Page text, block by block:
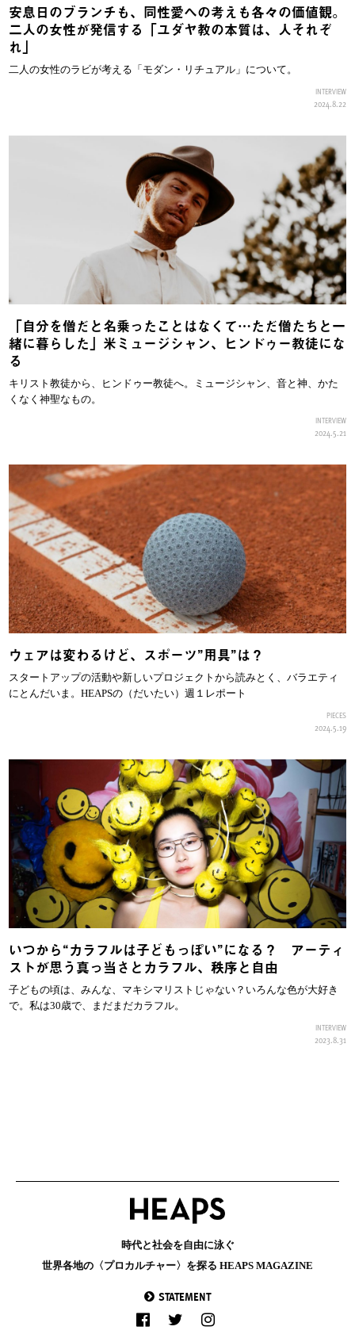
安息日のブランチも、同性愛への考えも各々の価値観。
二人の女性が発信する「ユダヤ教の本質は、人それぞ
れ」
二人の女性のラビが考える「モダン・リチュアル」について。
INTERVIEW
2024.8.22
「自分を僧だと名乗ったことはなくて…ただ僧たちと一
緒に暮らした」米ミュージシャン、ヒンドゥー教徒にな
る
キリスト教徒から、ヒンドゥー教徒へ。ミュージシャン、音と神、かた
くなく神聖なもの。
INTERVIEW
2024.5.21
ウェアは変わるけど、スポーツ”用具”は？
スタートアップの活動や新しいプロジェクトから読みとく、バラエティ
にとんだいま。HEAPSの（だいたい）週１レポート
PIECES
2024.5.19
いつから“カラフルは子どもっぽい”になる？ アーティ
ストが思う真っ当さとカラフル、秩序と自由
子どもの頃は、みんな、マキシマリストじゃない？いろんな色が大好き
で。私は30歳で、まだまだカラフル。
INTERVIEW
2023.8.31
時代と社会を自由に泳ぐ
世界各地の〈プロカルチャー〉を探る HEAPS MAGAZINE
STATEMENT